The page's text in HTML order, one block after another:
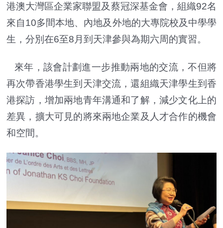
港澳大灣區企業家聯盟及蔡冠深基金會，組織92名
來自10多間本地、內地及外地的大專院校及中學學
生，分別在6至8月到天津參與為期六周的實習。
來年，該會計劃進一步推動兩地的交流，不但將
再次帶香港學生到天津交流，還組織天津學生到香
港探訪，增加兩地青年溝通和了解，減少文化上的
差異，擴大可見的將來兩地企業及人才合作的機會
和空間。